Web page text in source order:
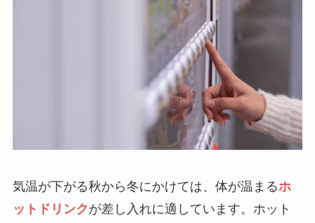
気温が下がる秋から冬にかけては、体が温まるホ
ットドリンクが差し入れに適しています。ホット